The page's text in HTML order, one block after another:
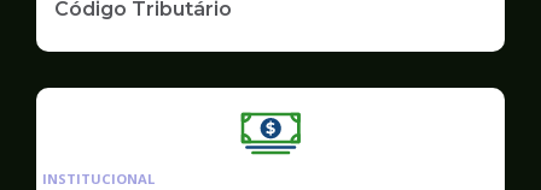
Código Tributário
Ilustração
INSTITUCIONAL